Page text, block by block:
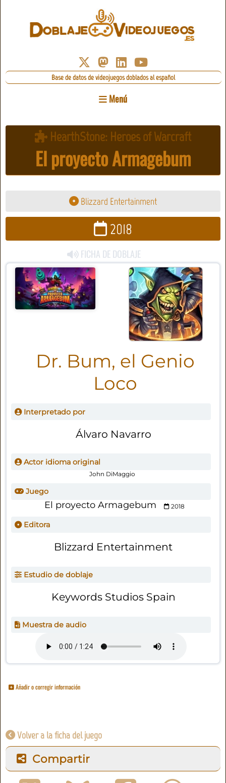
Base de datos de videojuegos doblados al español
Menú
HearthStone: Heroes of Warcraft
El proyecto Armagebum
Blizzard Entertainment
2018
FICHA DE DOBLAJE
Dr. Bum, el Genio
Loco
Interpretado por
Álvaro Navarro
Actor idioma original
John DiMaggio
Juego
El proyecto Armagebum 2018
Editora
Blizzard Entertainment
Estudio de doblaje
Keywords Studios Spain
Muestra de audio
Añadir o corregir información
Volver a la ficha del juego
Compartir